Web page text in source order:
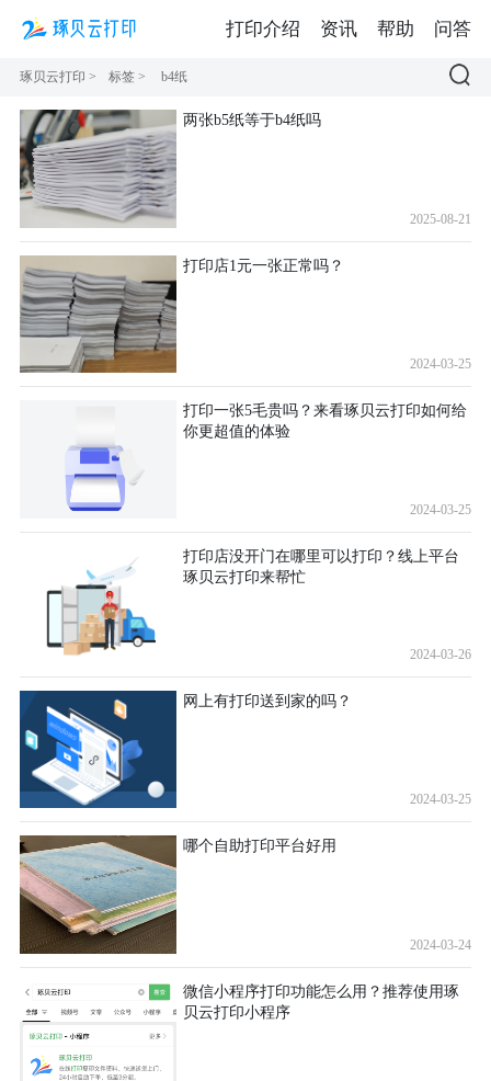
琢贝云打印 > 标签 > b4纸
两张b5纸等于b4纸吗
2025-08-21
打印店1元一张正常吗？
2024-03-25
打印一张5毛贵吗？来看琢贝云打印如何给
你更超值的体验
2024-03-25
打印店没开门在哪里可以打印？线上平台
琢贝云打印来帮忙
2024-03-26
网上有打印送到家的吗？
2024-03-25
哪个自助打印平台好用
2024-03-24
微信小程序打印功能怎么用？推荐使用琢
贝云打印小程序
打印介绍 资讯 帮助 问答